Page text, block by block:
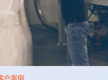
户案例